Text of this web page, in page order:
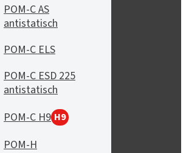
POM-C AS
antistatisch
POM-C ELS
POM-C ESD 225
antistatisch
POM-C H9 H9
POM-H